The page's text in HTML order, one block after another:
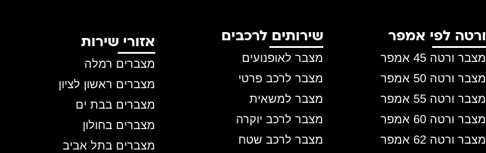
ורטה לפי אמפר
מצבר ורטה 45 אמפר
מצבר ורטה 50 אמפר
מצבר ורטה 55 אמפר
מצבר ורטה 60 אמפר
מצבר ורטה 62 אמפר
שירותים לרכבים
מצבר לאופנועים
מצבר לרכב פרטי
מצבר למשאית
מצבר לרכב יוקרה
מצבר לרכב שטח
אזורי שירות
מצברים רמלה
מצברים ראשון לציון
מצברים בבת ים
מצברים בחולון
מצברים בתל אביב